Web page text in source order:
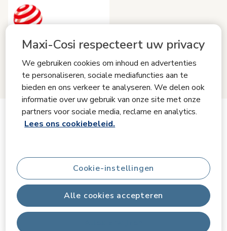
Maxi-Cosi respecteert uw privacy
We gebruiken cookies om inhoud en advertenties
te personaliseren, sociale mediafuncties aan te
bieden en ons verkeer te analyseren. We delen ook
informatie over uw gebruik van onze site met onze
partners voor sociale media, reclame en analytics.
Lees ons cookiebeleid.
Alle cookies accepteren
Cookie-instellingen
Productinformatie
Productomschrijving
Specificaties
Kenmerken